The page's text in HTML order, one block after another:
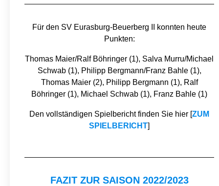
Für den SV Eurasburg-Beuerberg II konnten heute
Punkten:
Thomas Maier/Ralf Böhringer (1), Salva Murru/Michael
Schwab (1), Philipp Bergmann/Franz Bahle (1),
Thomas Maier (2), Philipp Bergmann (1), Ralf
Böhringer (1), Michael Schwab (1), Franz Bahle (1)
Den vollständigen Spielbericht finden Sie hier [ZUM
SPIELBERICHT]
FAZIT ZUR SAISON 2022/2023